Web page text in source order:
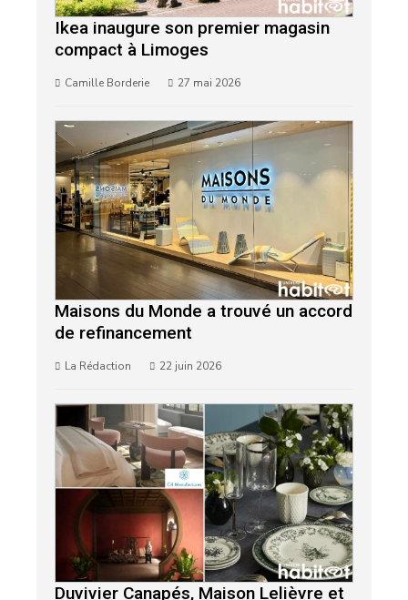
Ikea inaugure son premier magasin
compact à Limoges
Camille Borderie 27 mai 2026
Maisons du Monde a trouvé un accord
de refinancement
La Rédaction 22 juin 2026
Duvivier Canapés, Maison Lelièvre et